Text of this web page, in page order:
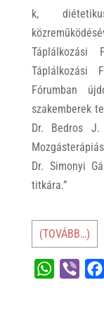
k,
Táplálkozási
Fórumban
szakemberek
Dr. Bedros
Dr. Simonyi
titkára.”
(TOVÁBB…)